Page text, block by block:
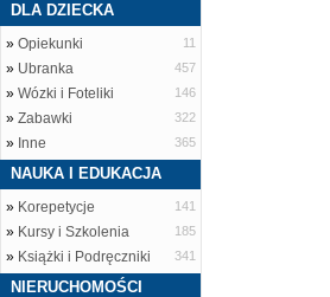
DLA DZIECKA
» Opiekunki 11
» Ubranka 457
» Wózki i Foteliki 146
» Zabawki 322
» Inne 365
NAUKA I EDUKACJA
» Korepetycje 141
» Kursy i Szkolenia 185
» Książki i Podręczniki 341
NIERUCHOMOŚCI